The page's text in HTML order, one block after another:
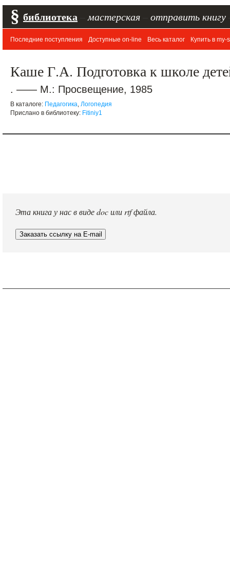
§ библиотека мастерская отправить книгу
Последние поступления Доступные on-line Весь каталог Купить в my-
Каше Г.А. Подготовка к школе
. —— М.: Просвещение, 1985
В каталоге: Педагогика, Логопедия
Прислано в библиотеку: Fitiniy1
Эта книга у нас в виде doc или rtf файла.